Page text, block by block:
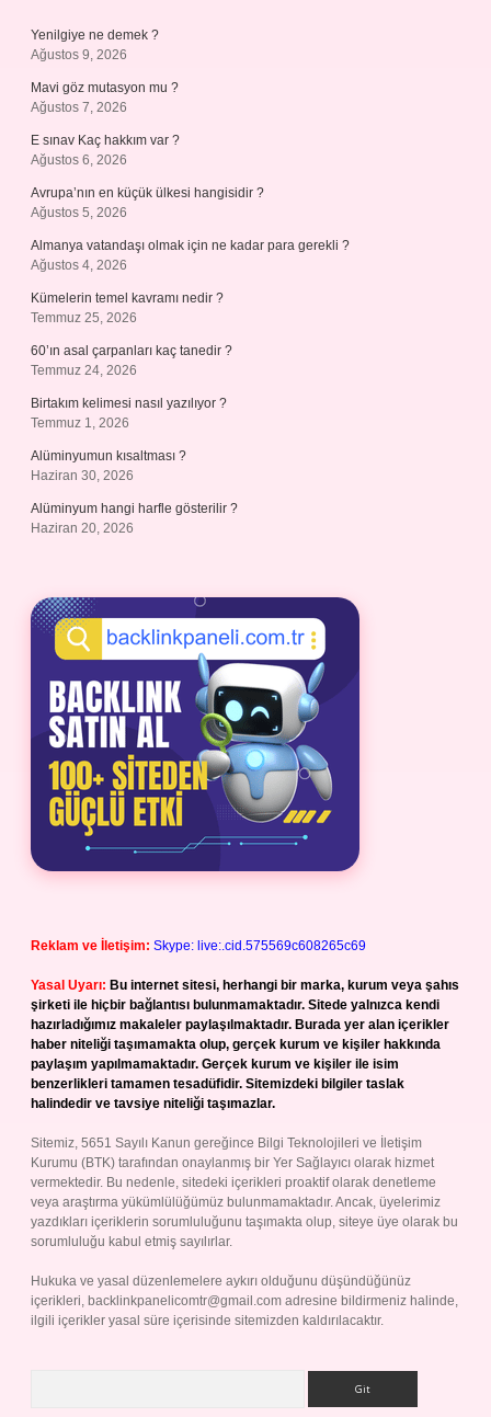
Yenilgiye ne demek ?
Ağustos 9, 2026
Mavi göz mutasyon mu ?
Ağustos 7, 2026
E sınav Kaç hakkım var ?
Ağustos 6, 2026
Avrupa’nın en küçük ülkesi hangisidir ?
Ağustos 5, 2026
Almanya vatandaşı olmak için ne kadar para gerekli ?
Ağustos 4, 2026
Kümelerin temel kavramı nedir ?
Temmuz 25, 2026
60’ın asal çarpanları kaç tanedir ?
Temmuz 24, 2026
Birtakım kelimesi nasıl yazılıyor ?
Temmuz 1, 2026
Alüminyumun kısaltması ?
Haziran 30, 2026
Alüminyum hangi harfle gösterilir ?
Haziran 20, 2026
Reklam ve İletişim: Skype: live:.cid.575569c608265c69
Yasal Uyarı: Bu internet sitesi, herhangi bir marka, kurum veya şahıs
şirketi ile hiçbir bağlantısı bulunmamaktadır. Sitede yalnızca kendi
hazırladığımız makaleler paylaşılmaktadır. Burada yer alan içerikler
haber niteliği taşımamakta olup, gerçek kurum ve kişiler hakkında
paylaşım yapılmamaktadır. Gerçek kurum ve kişiler ile isim
benzerlikleri tamamen tesadüfidir. Sitemizdeki bilgiler taslak
halindedir ve tavsiye niteliği taşımazlar.
Sitemiz, 5651 Sayılı Kanun gereğince Bilgi Teknolojileri ve İletişim
Kurumu (BTK) tarafından onaylanmış bir Yer Sağlayıcı olarak hizmet
vermektedir. Bu nedenle, sitedeki içerikleri proaktif olarak denetleme
veya araştırma yükümlülüğümüz bulunmamaktadır. Ancak, üyelerimiz
yazdıkları içeriklerin sorumluluğunu taşımakta olup, siteye üye olarak bu
sorumluluğu kabul etmiş sayılırlar.
Hukuka ve yasal düzenlemelere aykırı olduğunu düşündüğünüz
içerikleri, backlinkpanelicomtr@gmail.com adresine bildirmeniz halinde,
ilgili içerikler yasal süre içerisinde sitemizden kaldırılacaktır.